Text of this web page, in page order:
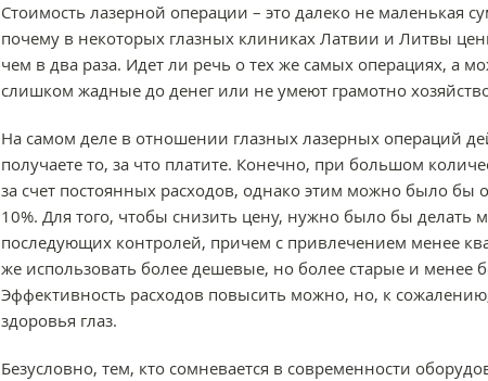
Стоимость лазерной операции – это далеко не маленькая
почему в некоторых глазных клиниках Латвии и Литвы
чем в два раза. Идет ли речь о тех же самых операциях, а
слишком жадные до денег или не умеют грамотно
На самом деле в отношении глазных лазерных операций
получаете то, за что платите. Конечно, при большом
за счет постоянных расходов, однако этим можно было бы
10%. Для того, чтобы снизить цену, нужно было бы делать
последующих контролей, причем с привлечением менее
же использовать более дешевые, но более старые и менее
Эффективность расходов повысить можно, но, к
здоровья глаз.
Безусловно, тем, кто сомневается в современности